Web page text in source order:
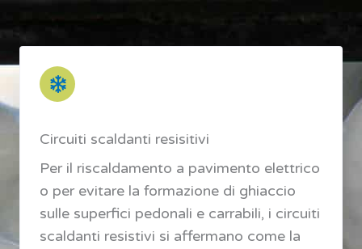
Circuiti scaldanti resisitivi
Per il riscaldamento a pavimento elettrico
o per evitare la formazione di ghiaccio
sulle superfici pedonali e carrabili, i circuiti
scaldanti resistivi si affermano come la